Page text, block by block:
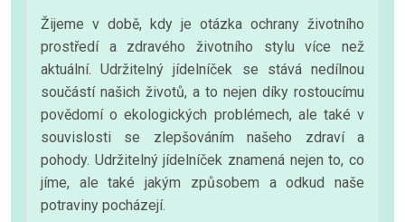
Žijeme v době, kdy je otázka ochrany životního
prostředí a zdravého životního stylu více než
aktuální. Udržitelný jídelníček se stává nedílnou
součástí našich životů, a to nejen díky rostoucímu
povědomí o ekologických problémech, ale také v
souvislosti se zlepšováním našeho zdraví a
pohody. Udržitelný jídelníček znamená nejen to, co
jíme, ale také jakým způsobem a odkud naše
potraviny pocházejí.